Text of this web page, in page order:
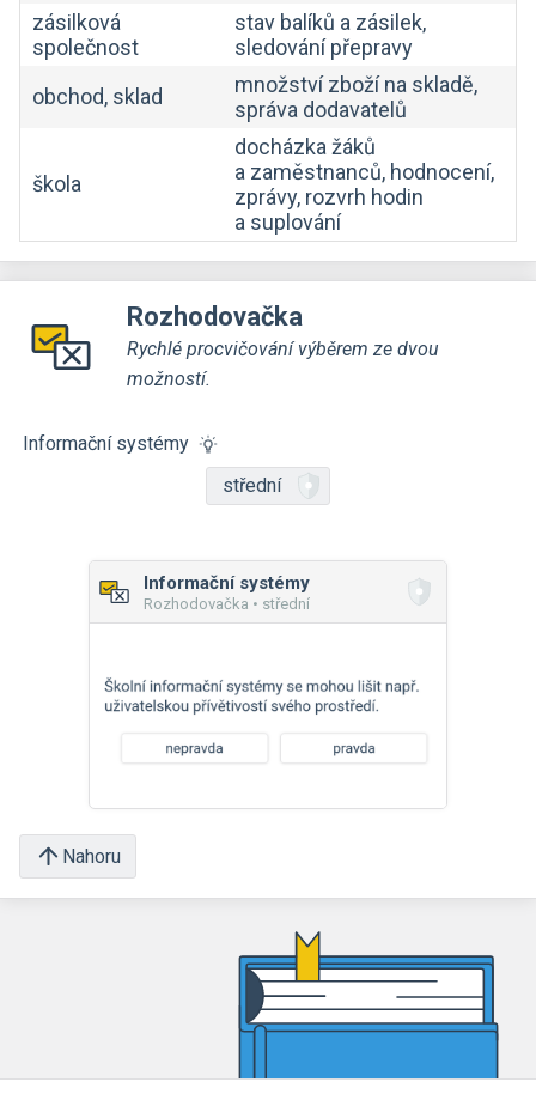
zásilková
společnost
stav balíků a zásilek,
sledování přepravy
obchod, sklad
množství zboží na skladě,
správa dodavatelů
škola
docházka žáků
a zaměstnanců, hodnocení,
zprávy, rozvrh hodin
a suplování
Rozhodovačka
Rychlé procvičování výběrem ze dvou
možností.
Informační systémy
střední
Informační systémy
Rozhodovačka • střední
Nahoru